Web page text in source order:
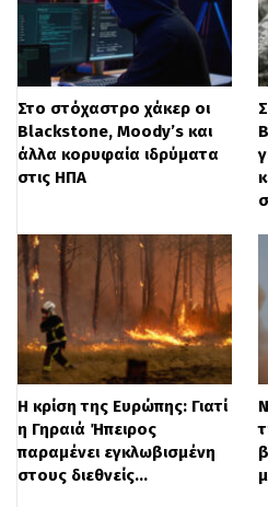
Σύμφωνα με την
εμφανίστηκε λίγο
όταν το σύστημα
μπόρεσε να
πιλότος προσπάθησε
ξανά, η μύτη του
οι επανειλημμένες
διόρθωσης έκαναν το
αεροσκάφους να
βρισκόταν στο έδαφος,
μεταβεί αυτόματα σε
Στο στόχαστρο χάκερ οι
Blackstone, Moody’s και
άλλα κορυφαία ιδρύματα
στις ΗΠΑ
Η κρίση της Ευρώπης: Γιατί
η Γηραιά Ήπειρος
παραμένει εγκλωβισμένη
στους διεθνείς…